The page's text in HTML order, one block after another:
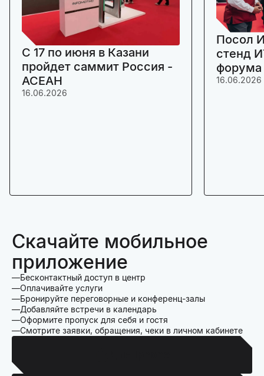
C 17 по июня в Казани
пройдет саммит Россия -
АСЕАН
16.06.2026
Посол
стенд
16.06.2026
Скачайте мобильное
приложение
Бесконтактный доступ в центр
Оплачивайте услуги
Бронируйте переговорные и конференц-залы
Добавляйте встречи в календарь
Оформите пропуск для себя и гостя
Смотрите заявки, обращения, чеки в личном кабинете